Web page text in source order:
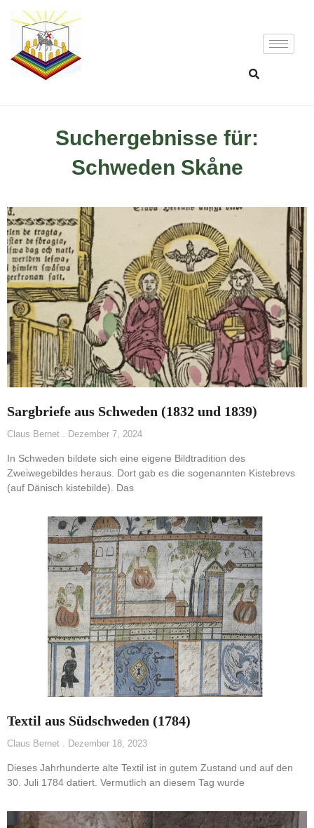
Suchergebnisse für:
Schweden Skåne
Sargbriefe aus Schweden (1832 und 1839)
Claus Bernet Dezember 7, 2024
In Schweden bildete sich eine eigene Bildtradition des
Zweiwegebildes heraus. Dort gab es die sogenannten Kistebrevs
(auf Dänisch kistebilde). Das
Textil aus Südschweden (1784)
Claus Bernet Dezember 18, 2023
Dieses Jahrhunderte alte Textil ist in gutem Zustand und auf den
30. Juli 1784 datiert. Vermutlich an diesem Tag wurde